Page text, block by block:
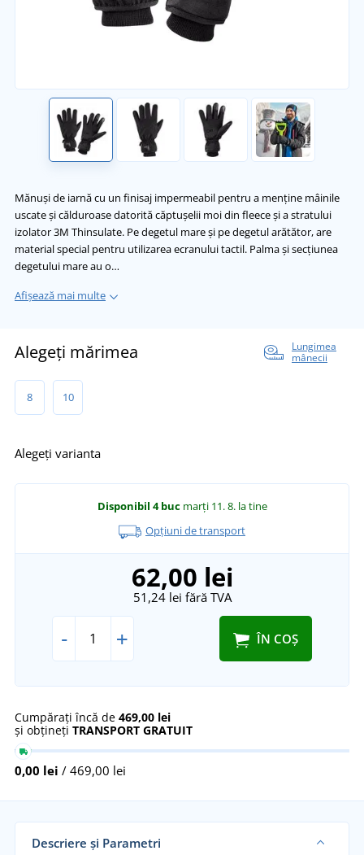
Mănuși de iarnă cu un finisaj impermeabil pentru a menține mâinile
uscate și călduroase datorită căptușelii moi din fleece și a stratului
izolator 3M Thinsulate. Pe degetul mare și pe degetul arătător, are
material special pentru utilizarea ecranului tactil. Palma și secțiunea
degetului mare au o…
Afișează mai multe
Alegeți mărimea
Lungimea
mânecii
8 10
Alegeți varianta
Disponibil 4 buc marți 11. 8. la tine
Opțiuni de transport
62,00 lei
51,24 lei fără TVA
- + ÎN COȘ
Cumpărați încă de 469,00 lei
și obțineți TRANSPORT GRATUIT
0,00 lei / 469,00 lei
Descriere și Parametri